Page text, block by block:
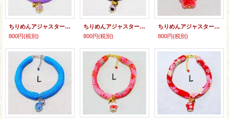
ちりめんアジャスター★とんぼ玉
800円(税別)
ちりめんアジャスター★とんぼ玉
800円(税別)
ちりめんアジャスター★花
800円(税別)